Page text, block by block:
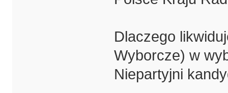
Dlaczego
Wyborcze) w
Niepartyjni